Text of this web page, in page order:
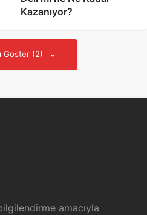
Kazanıyor?
Göster (2)
amacıyla